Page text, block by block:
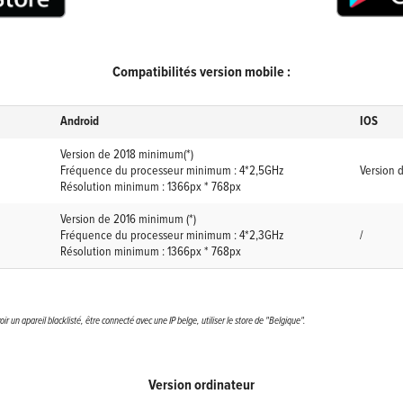
Compatibilités version mobile :
Android IOS
Version de 2018 minimum(*)
Fréquence du processeur minimum : 4*2,5GHz
Résolution minimum : 1366px * 768px
Version
Version de 2016 minimum (*)
Fréquence du processeur minimum : 4*2,3GHz
Résolution minimum : 1366px * 768px
/
un apareil blacklisté, être connecté avec une IP belge, utiliser le store de "Belgique".
Version ordinateur